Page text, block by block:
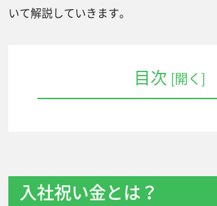
いて解説していきます。
目次 [開く]
入社祝い金はすぐもらえる？受け
入社祝い金とは？